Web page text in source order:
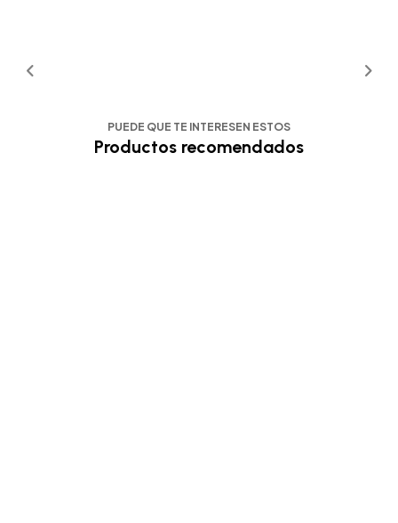
PUEDE QUE TE INTERESEN ESTOS
Productos recomendados